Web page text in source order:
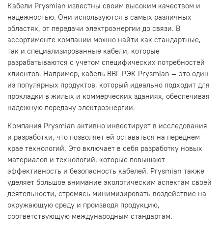
Кабели Prysmian известны своим высоким качеством и
надежностью. Они используются в самых различных
областях, от передачи электроэнергии до связи. В
ассортименте компании можно найти как стандартные,
так и специализированные кабели, которые
разрабатываются с учетом специфических потребностей
клиентов. Например, кабель ВВГ РЭК Prysmian — это один
из популярных продуктов, который идеально подходит для
прокладки в жилых и коммерческих зданиях, обеспечивая
надежную передачу электроэнергии.
Компания Prysmian активно инвестирует в исследования
и разработки, что позволяет ей оставаться на переднем
крае технологий. Это включает в себя разработку новых
материалов и технологий, которые повышают
эффективность и безопасность кабелей. Prysmian также
уделяет большое внимание экологическим аспектам своей
деятельности, стремясь минимизировать воздействие на
окружающую среду и производя продукцию,
соответствующую международным стандартам.